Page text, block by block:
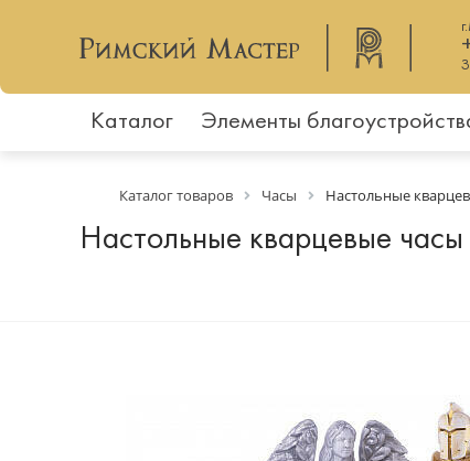
Каталог Элементы
Каталог товаров Часы Настольные
Настольные кварцевые